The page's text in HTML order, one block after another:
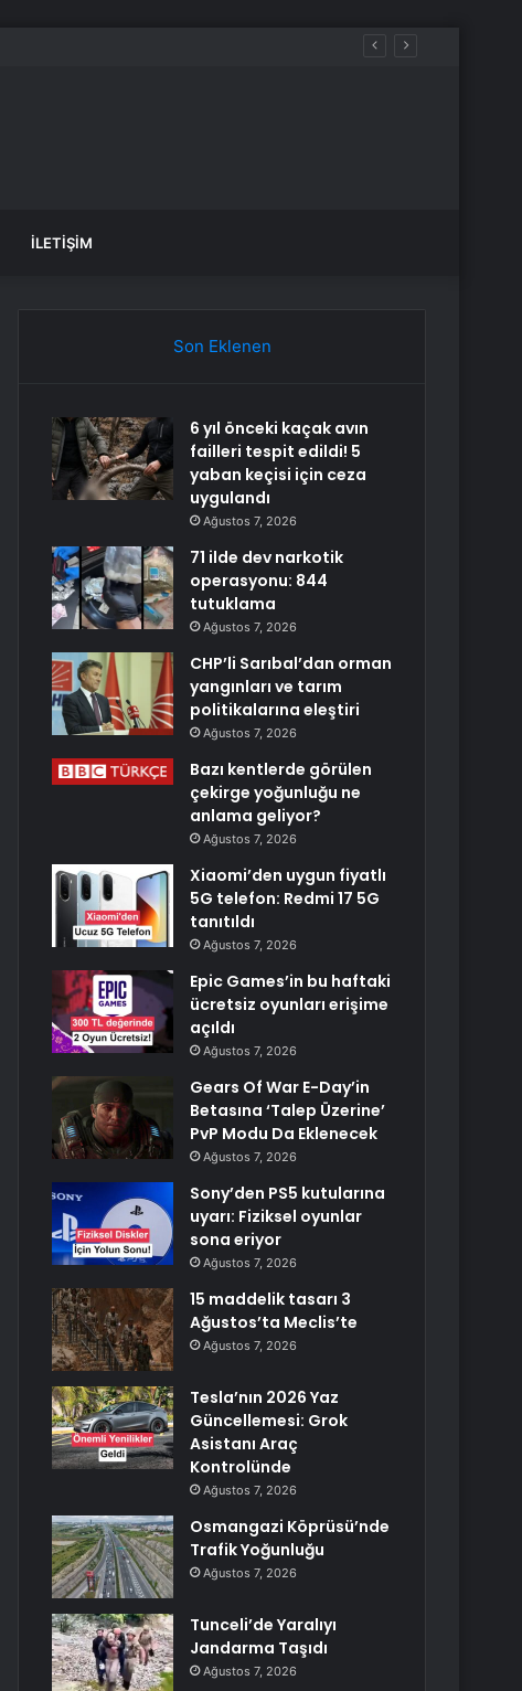
İLETIŞIM
Son Eklenen
6 yıl önceki kaçak avın
failleri tespit edildi! 5
yaban keçisi için ceza
uygulandı
Ağustos 7, 2026
71 ilde dev narkotik
operasyonu: 844
tutuklama
Ağustos 7, 2026
CHP’li Sarıbal’dan orman
yangınları ve tarım
politikalarına eleştiri
Ağustos 7, 2026
Bazı kentlerde görülen
çekirge yoğunluğu ne
anlama geliyor?
Ağustos 7, 2026
Xiaomi’den uygun fiyatlı
5G telefon: Redmi 17 5G
tanıtıldı
Ağustos 7, 2026
Epic Games’in bu haftaki
ücretsiz oyunları erişime
açıldı
Ağustos 7, 2026
Gears Of War E-Day’in
Betasına ‘Talep Üzerine’
PvP Modu Da Eklenecek
Ağustos 7, 2026
Sony’den PS5 kutularına
uyarı: Fiziksel oyunlar
sona eriyor
Ağustos 7, 2026
15 maddelik tasarı 3
Ağustos’ta Meclis’te
Ağustos 7, 2026
Tesla’nın 2026 Yaz
Güncellemesi: Grok
Asistanı Araç
Kontrolünde
Ağustos 7, 2026
Osmangazi Köprüsü’nde
Trafik Yoğunluğu
Ağustos 7, 2026
Tunceli’de Yaralıyı
Jandarma Taşıdı
Ağustos 7, 2026